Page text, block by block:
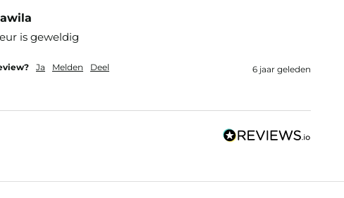
is geweldig
Ja Melden Deel 6 jaar geleden